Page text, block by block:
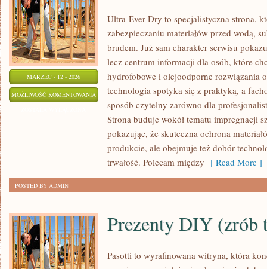
MARZEC - 12 - 2026
MOŻLIWOŚĆ KOMENTOWANIA PROJEKTOWANIE
PLANOWANIE
PRAC
Ultra-Ever Dry to specjalistyczna strona,
zabezpieczaniu materiałów przed wodą,
brudem. Już sam charakter serwisu
lecz centrum informacji dla osób, które
hydrofobowe i olejoodporne rozwiązania
technologia spotyka się z praktyką, a
sposób czytelny zarówno dla
Strona buduje wokół tematu impregnacji
pokazując, że skuteczna ochrona
produkcie, ale obejmuje też dobór
trwałość. Polecam między [ Read More ]
POSTED BY ADMIN
Prezenty DIY (zrób
Pasotti to wyrafinowana witryna, która